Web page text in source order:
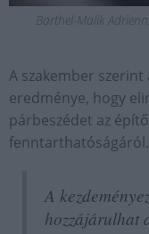
Barthel-Malik
A szakember
eredménye, hogy
párbeszédet az
fenntarthatóságáról.
A
hozzájárulhat